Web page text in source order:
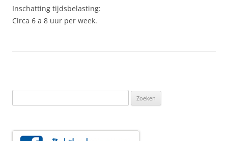
Inschatting tijdsbelasting:
Circa 6 a 8 uur per week.
naar: